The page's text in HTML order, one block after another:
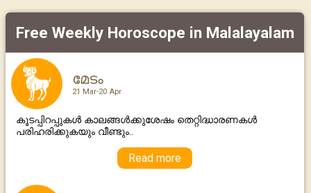
Free Weekly Horoscope in Malalayalam
മേടം
21 Mar-20 Apr
കൂടപ്പിറപ്പുകള്‍ കാലങ്ങള്‍ക്കുശേഷം തെറ്റിദ്ധാരണകള്‍
പരിഹരിക്കുകയും വീണ്ടും..
Read more